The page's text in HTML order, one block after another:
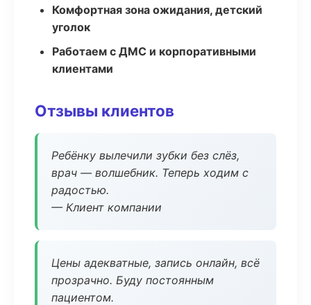
Комфортная зона ожидания, детский
уголок
Работаем с ДМС и корпоративными
клиентами
Отзывы клиентов
Ребёнку вылечили зубки без слёз,
врач — волшебник. Теперь ходим с
радостью.
— Клиент компании
Цены адекватные, запись онлайн, всё
прозрачно. Буду постоянным
пациентом.